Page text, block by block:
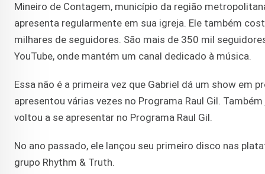
Mineiro de Contagem, município da região
apresenta regularmente em sua igreja. Ele também
milhares de seguidores. São mais de 350 mil
YouTube, onde mantém um canal dedicado à música.
Essa não é a primeira vez que Gabriel dá um show em
apresentou várias vezes no Programa Raul Gil.
voltou a se apresentar no Programa Raul Gil.
No ano passado, ele lançou seu primeiro disco nas
grupo Rhythm & Truth.